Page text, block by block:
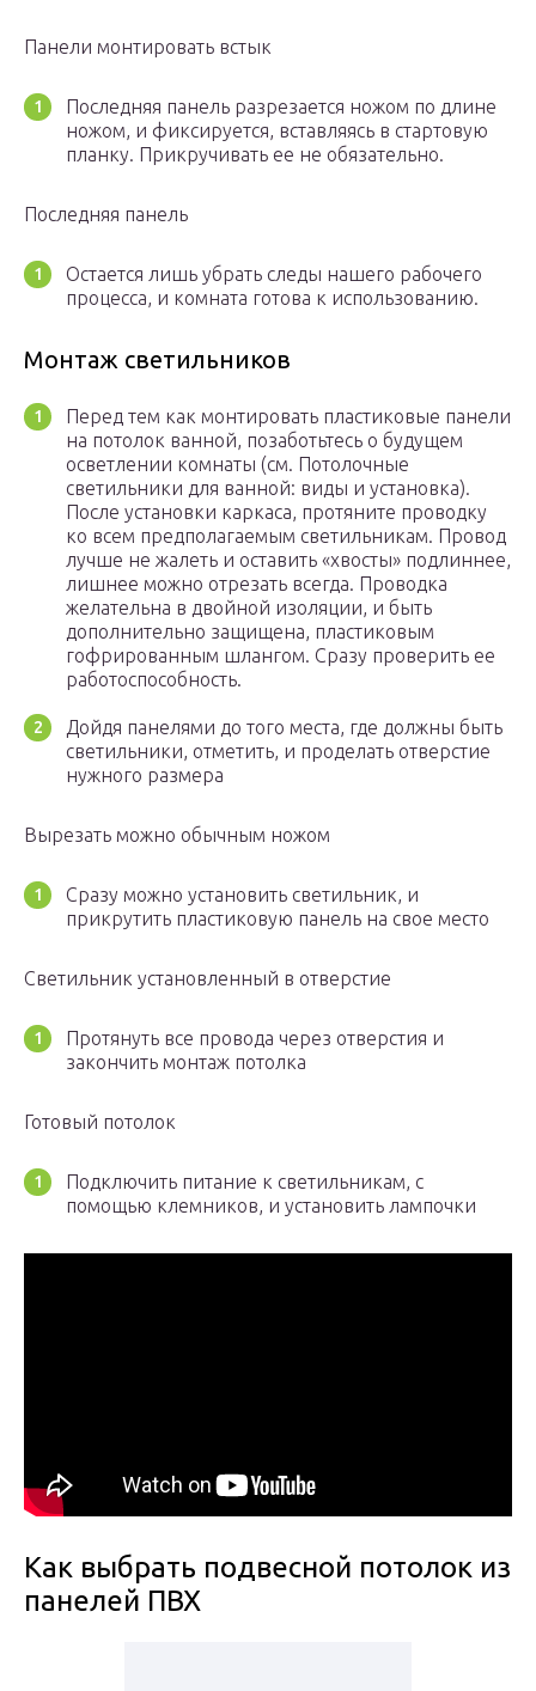
Панели монтировать встык
Последняя панель разрезается ножом по длине
ножом, и фиксируется, вставляясь в стартовую
планку. Прикручивать ее не обязательно.
Последняя панель
Остается лишь убрать следы нашего рабочего
процесса, и комната готова к использованию.
Монтаж светильников
Перед тем как монтировать пластиковые панели
на потолок ванной, позаботьтесь о будущем
осветлении комнаты (см. Потолочные
светильники для ванной: виды и установка).
После установки каркаса, протяните проводку
ко всем предполагаемым светильникам. Провод
лучше не жалеть и оставить «хвосты» подлиннее,
лишнее можно отрезать всегда. Проводка
желательна в двойной изоляции, и быть
дополнительно защищена, пластиковым
гофрированным шлангом. Сразу проверить ее
работоспособность.
Дойдя панелями до того места, где должны быть
светильники, отметить, и проделать отверстие
нужного размера
Вырезать можно обычным ножом
Сразу можно установить светильник, и
прикрутить пластиковую панель на свое место
Светильник установленный в отверстие
Протянуть все провода через отверстия и
закончить монтаж потолка
Готовый потолок
Подключить питание к светильникам, с
помощью клемников, и установить лампочки
Как выбрать подвесной потолок из
панелей ПВХ